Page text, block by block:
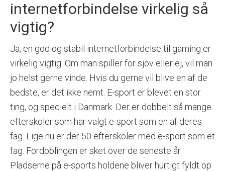
internetforbindelse virkelig så
vigtig?
Ja, en god og stabil internetforbindelse til gaming er
virkelig vigtig. Om man spiller for sjov eller ej, vil man
jo helst gerne vinde. Hvis du gerne vil blive en af de
bedste, er det ikke nemt. E-sport er blevet en stor
ting, og specielt i Danmark. Der er dobbelt så mange
efterskoler som har valgt e-sport som en af deres
fag. Lige nu er der 50 efterskoler med e-sport som et
fag. Fordoblingen er sket over de seneste år.
Pladserne på e-sports holdene bliver hurtigt fyldt op